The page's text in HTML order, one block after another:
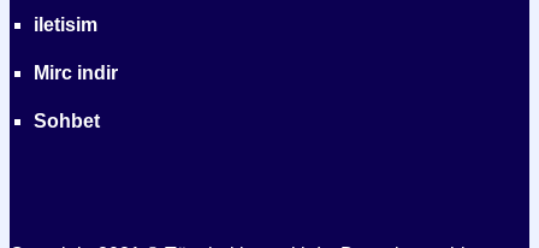
iletisim
Mirc indir
Sohbet